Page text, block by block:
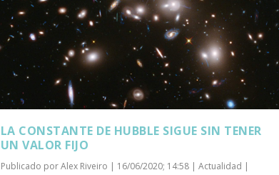
LA CONSTANTE DE HUBBLE SIGUE SIN TENER
UN VALOR FIJO
Publicado porAlex Riveiro | 16/06/2020; 14:58| Actualidad |